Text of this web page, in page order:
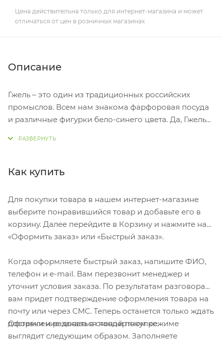
Цена действительна только для интернет-магазина и может
отличаться от цен в розничных магазинах
Описание
Гжель – это один из традиционных российских
промыслов. Всем нам знакома фарфоровая посуда
и различные фигурки бело-синего цвета. Да, Гжель
Как купить
Для покупки товара в нашем интернет-магазине
выберите понравившийся товар и добавьте его в
корзину. Далее перейдите в Корзину и нажмите на
«Оформить заказ» или «Быстрый заказ».
Когда оформляете быстрый заказ, напишите ФИО,
телефон и e-mail. Вам перезвонит менеджер и
уточнит условия заказа. По результатам разговора
вам придет подтверждение оформления товара на
почту или через СМС. Теперь останется только ждать
доставки и радоваться новой покупке.
Оформление заказа в стандартном режиме
выглядит следующим образом. Заполняете